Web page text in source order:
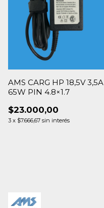
AMS CARG HP 18,5V 3,5A
65W PIN 4.8×1.7
$23.000,00
3 x $7.666,67 sin interés